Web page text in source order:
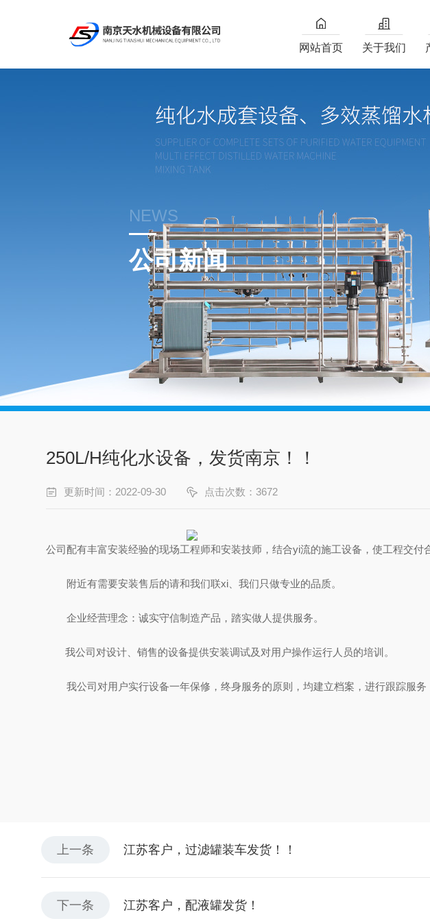
网站首页 关于我们
NEWS
公司新闻
250L/H纯化水设备，发货南京！！
更新时间：2022-09-30 点击次数：3672
公司配有丰富安装经验的现场工程师和安装技师，结合yi流的施工设备，使工程交
附近有需要安装售后的请和我们联xi、我们只做专业的品质。
企业经营理念：诚实守信制造产品，踏实做人提供服务。
我公司对设计、销售的设备提供安装调试及对用户操作运行人员的培训。
我公司对用户实行设备一年保修，终身服务的原则，均建立档案，进行跟踪服务
上一条 江苏客户，过滤罐装车发货！！
下一条 江苏客户，配液罐发货！